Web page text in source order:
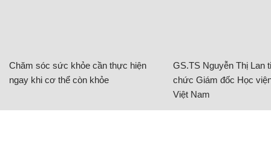
Chăm sóc sức khỏe cần thực hiện
ngay khi cơ thể còn khỏe
GS.TS Nguyễn Thị Lan
chức Giám đốc Học
Việt Nam